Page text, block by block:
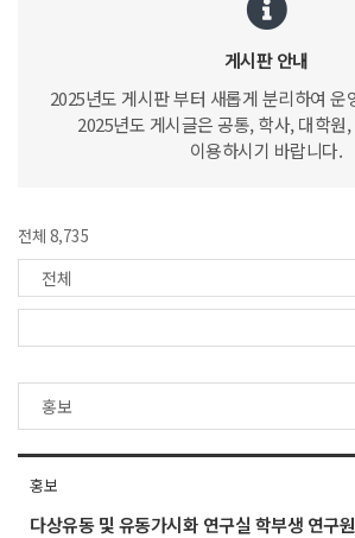
게시판 안내
2025년도 게시판 부터 새롭게 분리하여 운
2025년도 게시글은 공통, 학사, 대학원
이용하시기 바랍니다.
전체 8,735
홍보
다상유동 및 유동가시화 연구실 학부생 연구